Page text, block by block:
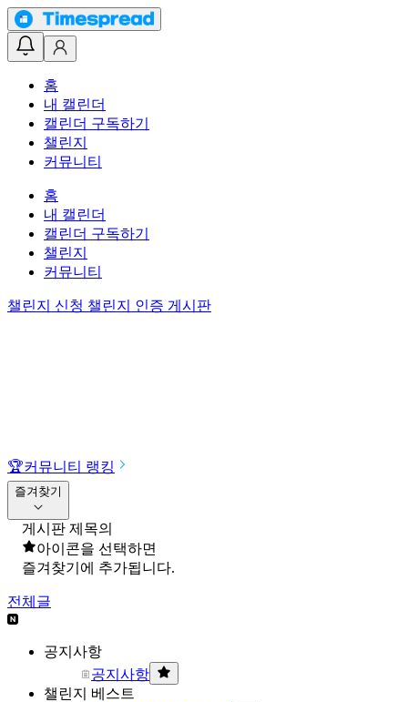
홈
내 캘린더
캘린더 구독하기
챌린지
커뮤니티
홈
내 캘린더
캘린더 구독하기
챌린지
커뮤니티
챌린지 신청 챌린지 인증 게시판
🏆커뮤니티 랭킹
즐겨찾기
게시판 제목의
아이콘을 선택하면
즐겨찾기에 추가됩니다.
전체글
공지사항
공지사항
챌린지 베스트